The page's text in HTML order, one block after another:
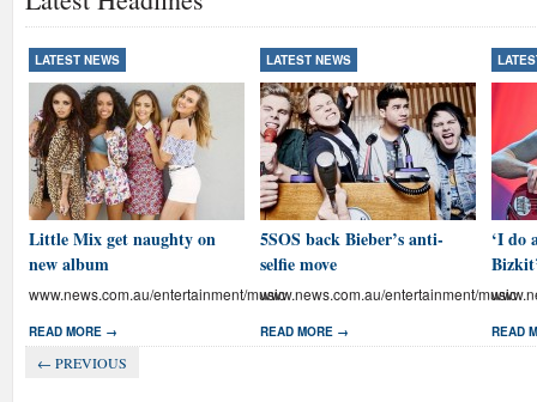
LATEST NEWS
Little Mix get naughty on
new album
www.news.com.au/entertainment/music
READ MORE →
LATEST NEWS
5SOS back Bieber’s anti-
selfie move
www.news.com.au/entertainment/music
READ MORE →
‘I do
READ
← PREVIOUS